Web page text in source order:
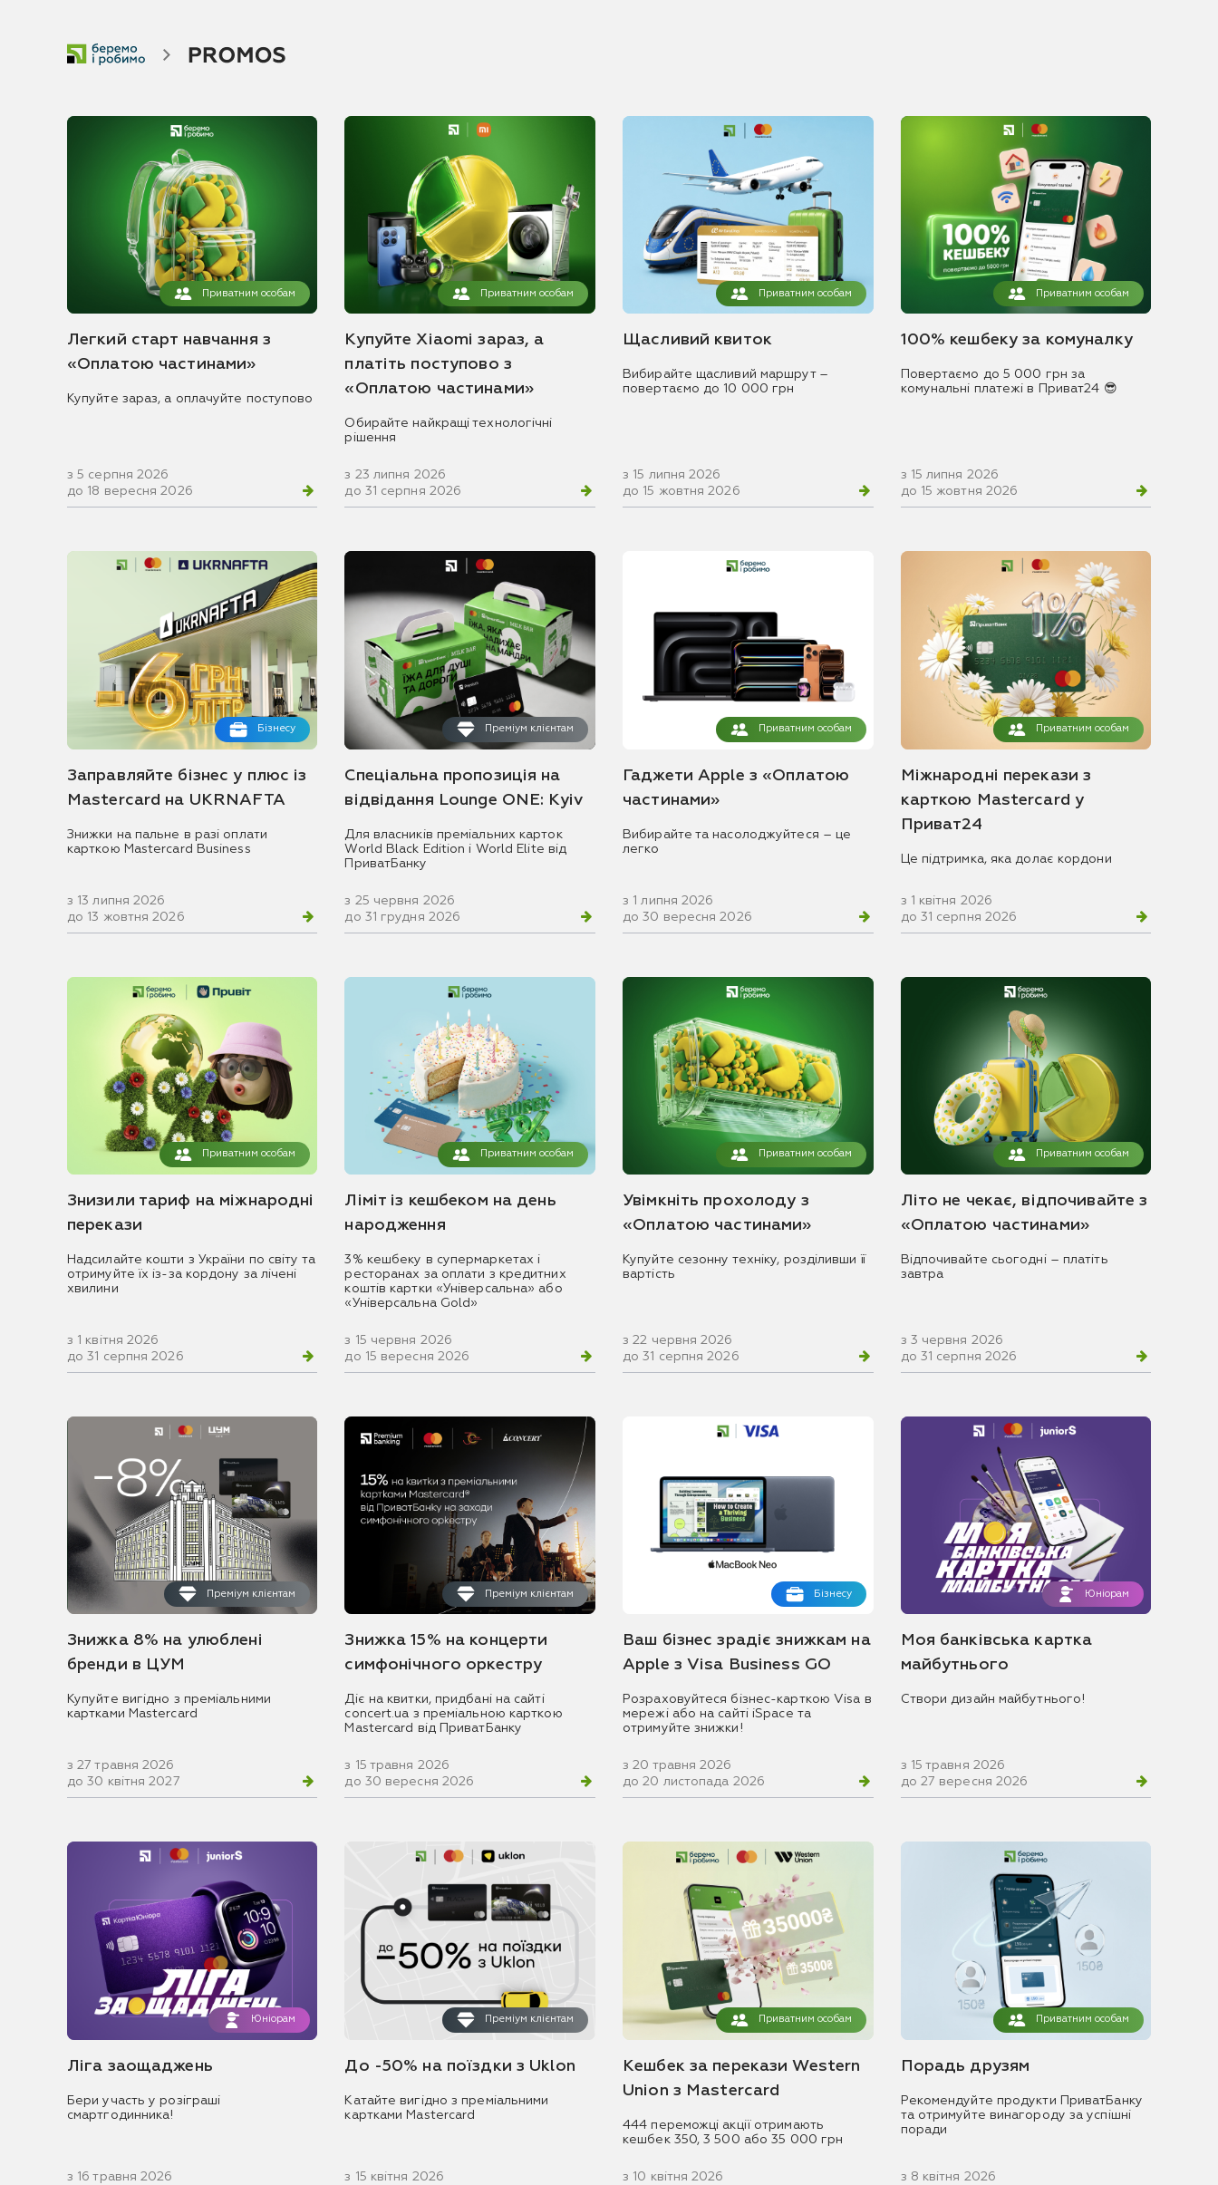
Приватним особам
Легкий старт навчання з
«Оплатою частинами»
Купуйте зараз, а оплачуйте поступово
з 5 серпня 2026
до 18 вересня 2026
Приватним особам
Купуйте Xiaomi зараз, а
платіть поступово з
«Оплатою частинами»
Обирайте найкращі технологічні
рішення
з 23 липня 2026
до 31 серпня 2026
Приватним особам
Щасливий квиток
Вибирайте щасливий маршрут –
повертаємо до 10 000 грн
з 15 липня 2026
до 15 жовтня 2026
Приватним особам
100% кешбеку за комуналку
Повертаємо до 5 000 грн за
комунальні платежі в Приват24 😎
з 15 липня 2026
до 15 жовтня 2026
Бізнесу
Заправляйте бізнес у плюс із
Mastercard на UKRNAFTA
Знижки на пальне в разі оплати
карткою Mastercard Business
з 13 липня 2026
до 13 жовтня 2026
Преміум клієнтам
Спеціальна пропозиція на
відвідання Lounge ONE: Kyiv
Для власників преміальних карток
World Black Edition і World Elite від
ПриватБанку
з 25 червня 2026
до 31 грудня 2026
Приватним особам
Гаджети Apple з «Оплатою
частинами»
Вибирайте та насолоджуйтеся – це
легко
з 1 липня 2026
до 30 вересня 2026
Приватним особам
Міжнародні перекази з
карткою Mastercard у
Приват24
Це підтримка, яка долає кордони
з 1 квітня 2026
до 31 серпня 2026
Приватним особам
Знизили тариф на міжнародні
перекази
Надсилайте кошти з України по світу та
отримуйте їх із-за кордону за лічені
хвилини
з 1 квітня 2026
до 31 серпня 2026
Приватним особам
Ліміт із кешбеком на день
народження
3% кешбеку в супермаркетах і
ресторанах за оплати з кредитних
коштів картки «Універсальна» або
«Універсальна Gold»
з 15 червня 2026
до 15 вересня 2026
Приватним особам
Увімкніть прохолоду з
«Оплатою частинами»
Купуйте сезонну техніку, розділивши її
вартість
з 22 червня 2026
до 31 серпня 2026
Приватним особам
Літо не чекає, відпочивайте з
«Оплатою частинами»
Відпочивайте сьогодні – платіть
завтра
з 3 червня 2026
до 31 серпня 2026
Преміум клієнтам
Знижка 8% на улюблені
бренди в ЦУМ
Купуйте вигідно з преміальними
картками Mastercard
з 27 травня 2026
до 30 квітня 2027
Преміум клієнтам
Знижка 15% на концерти
симфонічного оркестру
Діє на квитки, придбані на сайті
concert.ua з преміальною карткою
Mastercard від ПриватБанку
з 15 травня 2026
до 30 вересня 2026
Бізнесу
Ваш бізнес зрадіє знижкам на
Apple з Visa Business GO
Розраховуйтеся бізнес-карткою Visa в
мережі або на сайті iSpace та
отримуйте знижки!
з 20 травня 2026
до 20 листопада 2026
Юніорам
Моя банківська картка
майбутнього
Створи дизайн майбутнього!
з 15 травня 2026
до 27 вересня 2026
Юніорам
Ліга заощаджень
Бери участь у розіграші
смартгодинника!
з 16 травня 2026
Преміум клієнтам
До -50% на поїздки з Uklon
Катайте вигідно з преміальними
картками Mastercard
з 15 квітня 2026
Приватним особам
Кешбек за перекази Western
Union з Mastercard
444 переможці акції отримають
кешбек 350, 3 500 або 35 000 грн
з 10 квітня 2026
Приватним особам
Порадь друзям
Рекомендуйте продукти ПриватБанку
та отримуйте винагороду за успішні
поради
з 8 квітня 2026